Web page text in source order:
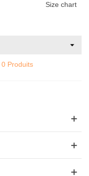
Size chart
0 Produits